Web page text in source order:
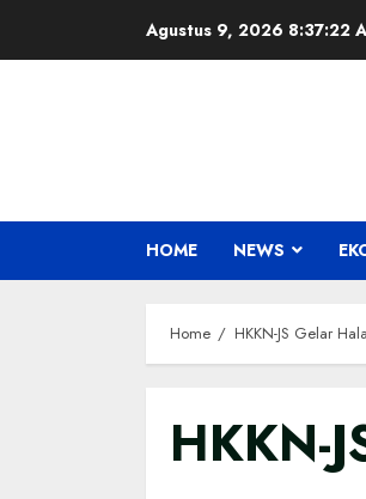
Agustus 9, 2026 8:37:22
HOME NEWS
Home HKKN-JS Gelar
HKKN-